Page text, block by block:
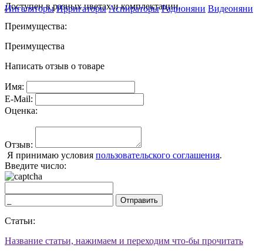
Ингаляторы Ирригаторы Аспираторы Радионяни Видеоняни
Доступен в разных цветах и комплектации.
Преимущества:
Преимущества
Написать отзыв о товаре
Имя:
E-Mail:
Оценка:
Отзыв:
Я принимаю условия пользовательского соглашения.
Введите число:
Отправить
Статьи:
Название статьи, нажимаем и переходим что-бы прочитать